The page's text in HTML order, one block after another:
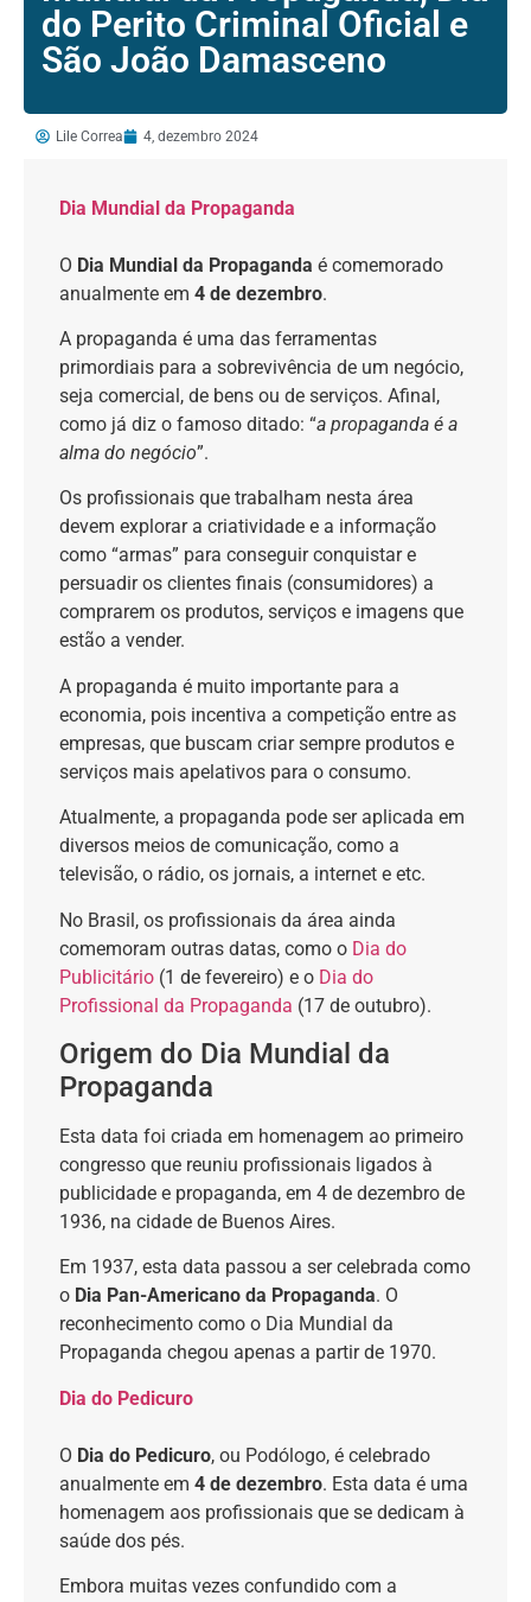
do Perito Criminal Oficial e
São João Damasceno
Lile Correa 4, dezembro 2024
Dia Mundial da Propaganda
O Dia Mundial da Propaganda é comemorado
anualmente em 4 de dezembro.
A propaganda é uma das ferramentas
primordiais para a sobrevivência de um negócio,
seja comercial, de bens ou de serviços. Afinal,
como já diz o famoso ditado: “a propaganda é a
alma do negócio”.
Os profissionais que trabalham nesta área
devem explorar a criatividade e a informação
como “armas” para conseguir conquistar e
persuadir os clientes finais (consumidores) a
comprarem os produtos, serviços e imagens que
estão a vender.
A propaganda é muito importante para a
economia, pois incentiva a competição entre as
empresas, que buscam criar sempre produtos e
serviços mais apelativos para o consumo.
Atualmente, a propaganda pode ser aplicada em
diversos meios de comunicação, como a
televisão, o rádio, os jornais, a internet e etc.
No Brasil, os profissionais da área ainda
comemoram outras datas, como o Dia do
Publicitário (1 de fevereiro) e o Dia do
Profissional da Propaganda (17 de outubro).
Origem do Dia Mundial da
Propaganda
Esta data foi criada em homenagem ao primeiro
congresso que reuniu profissionais ligados à
publicidade e propaganda, em 4 de dezembro de
1936, na cidade de Buenos Aires.
Em 1937, esta data passou a ser celebrada como
o Dia Pan-Americano da Propaganda. O
reconhecimento como o Dia Mundial da
Propaganda chegou apenas a partir de 1970.
Dia do Pedicuro
O Dia do Pedicuro, ou Podólogo, é celebrado
anualmente em 4 de dezembro. Esta data é uma
homenagem aos profissionais que se dedicam à
saúde dos pés.
Embora muitas vezes confundido com a